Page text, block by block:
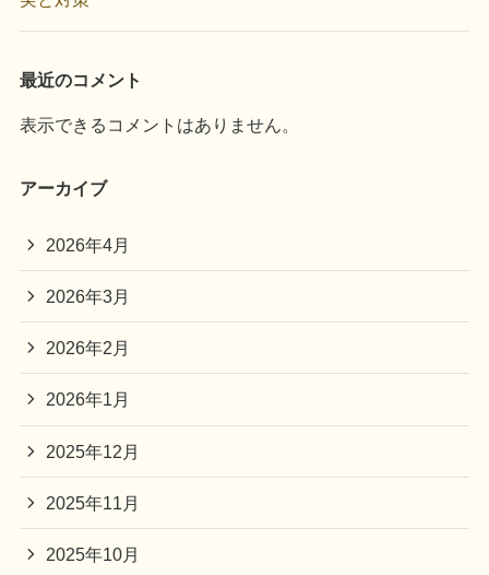
最近のコメント
表示できるコメントはありません。
アーカイブ
2026年4月
2026年3月
2026年2月
2026年1月
2025年12月
2025年11月
2025年10月